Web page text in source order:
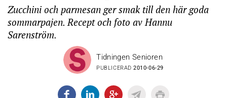
Zucchini och parmesan ger smak till den här goda
sommarpajen. Recept och foto av Hannu
Sarenström.
Tidningen Senioren
PUBLICERAD2010-06-29